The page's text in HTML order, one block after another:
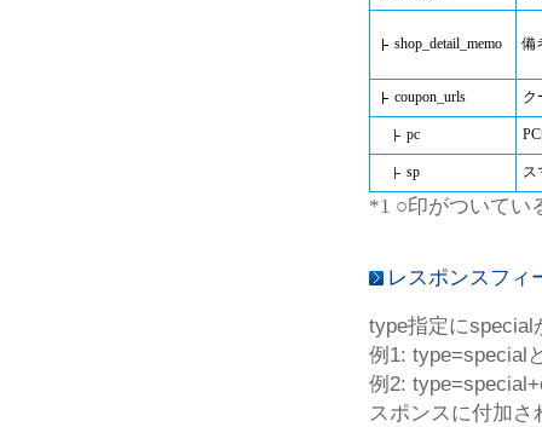
shop_detail_memo 備
coupon_urls ク
pc
sp ス
*1 ○印がついてい
レスポンスフィ
type指定にspecial
例1: type=special
例2:
スポンスに付加さ